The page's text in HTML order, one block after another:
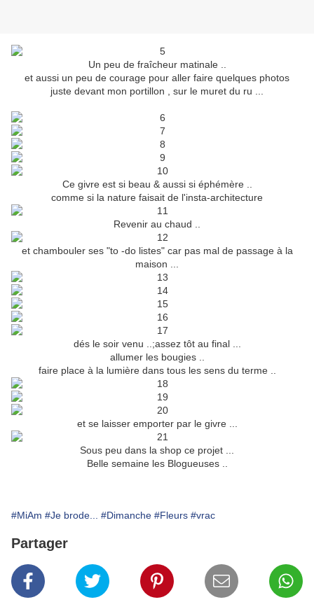
Un peu de fraîcheur matinale ..
et aussi un peu de courage pour aller faire quelques photos
juste devant mon portillon , sur le muret du ru ...
Ce givre est si beau & aussi si éphémère ..
comme si la nature faisait de l'insta-architecture
Revenir au chaud ..
et chambouler ses "to -do listes" car pas mal de passage à la
maison ...
dés le soir venu ..;assez tôt au final ...
allumer les bougies ..
faire place à la lumière dans tous les sens du terme ..
et se laisser emporter par le givre ...
Sous peu dans la shop ce projet ...
Belle semaine les Blogueuses ..
#MiAm #Je brode... #Dimanche #Fleurs #vrac
Partager